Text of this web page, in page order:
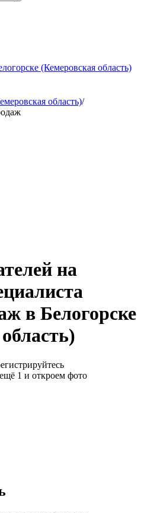
(Кемеровская область)
область)/
на
в Белогорске
1 и откроем фото